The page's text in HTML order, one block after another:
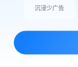
沉浸少广告